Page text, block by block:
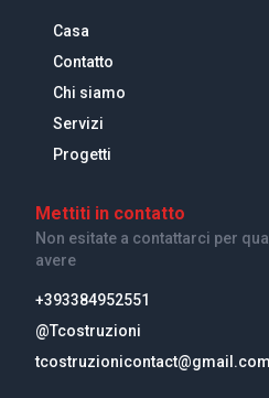
Casa
Contatto
Chi siamo
Servizi
Progetti
Mettiti in contatto
Non esitate a contattarci per
avere
+393384952551
@Tcostruzioni
tcostruzionicontact@gmail.com